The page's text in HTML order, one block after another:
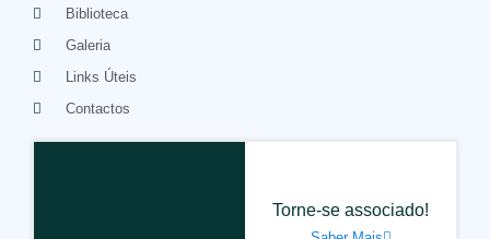
Biblioteca
Galeria
Links Úteis
Contactos
Torne-se associado!